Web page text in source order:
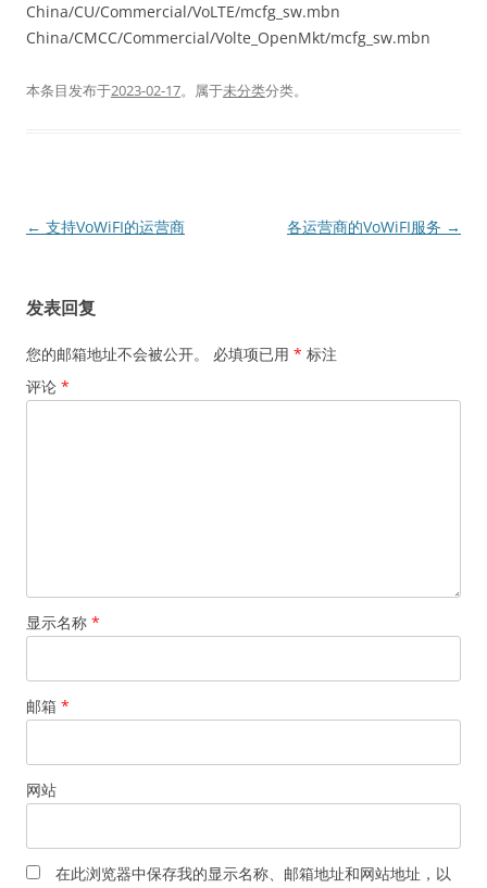
China/CU/Commercial/VoLTE/mcfg_sw.mbn
China/CMCC/Commercial/Volte_OpenMkt/mcfg_sw.mbn
本条目发布于2023-02-17。属于未分类分类。
文
航
← 支持VoWiFI的运营商 各运营商的VoWiFI服务 →
发表回复
您的邮箱地址不会被公开。 必填项已用 * 标注
评论 *
显示名称 *
邮箱 *
网站
在此浏览器中保存我的显示名称、邮箱地址和网站地址，以